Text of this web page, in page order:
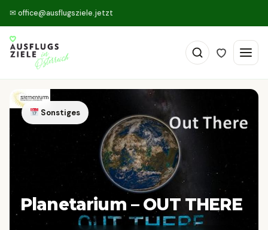
✉ office@ausflugsziele.jetzt
Sonstiges
Planetarium – OUT THERE